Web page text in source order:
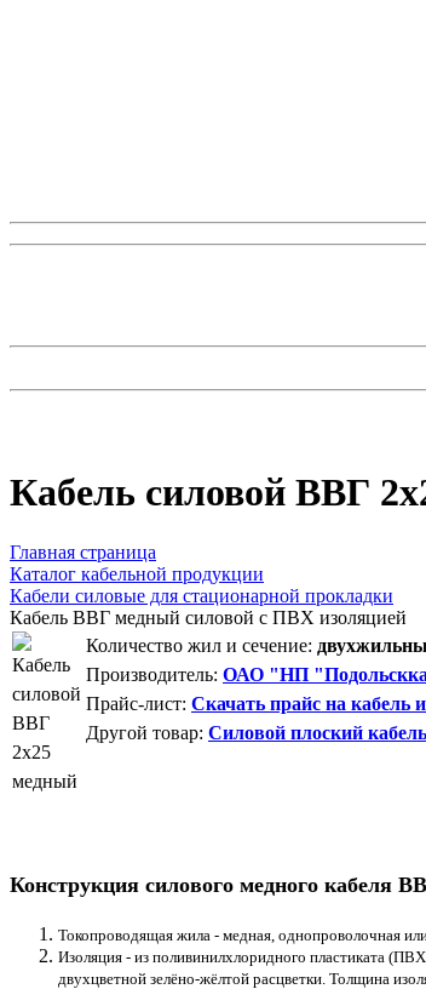
Кабель силовой ВВГ
Главная страница
Каталог кабельной продукции
Кабели силовые для стационарной прокладки
Кабель ВВГ медный силовой с ПВХ изоляцией
Количество жил и сечение:
Производитель: ОАО "НП
Прайс-лист: Скачать прайс на кабель
Другой товар: Силовой плоский
Конструкция силового медного кабеля
Токопроводящая жила - медная, однопроволочная
Изоляция - из поливинилхлоридного пластиката
двухцветной зелёно-жёлтой расцветки. Толщина